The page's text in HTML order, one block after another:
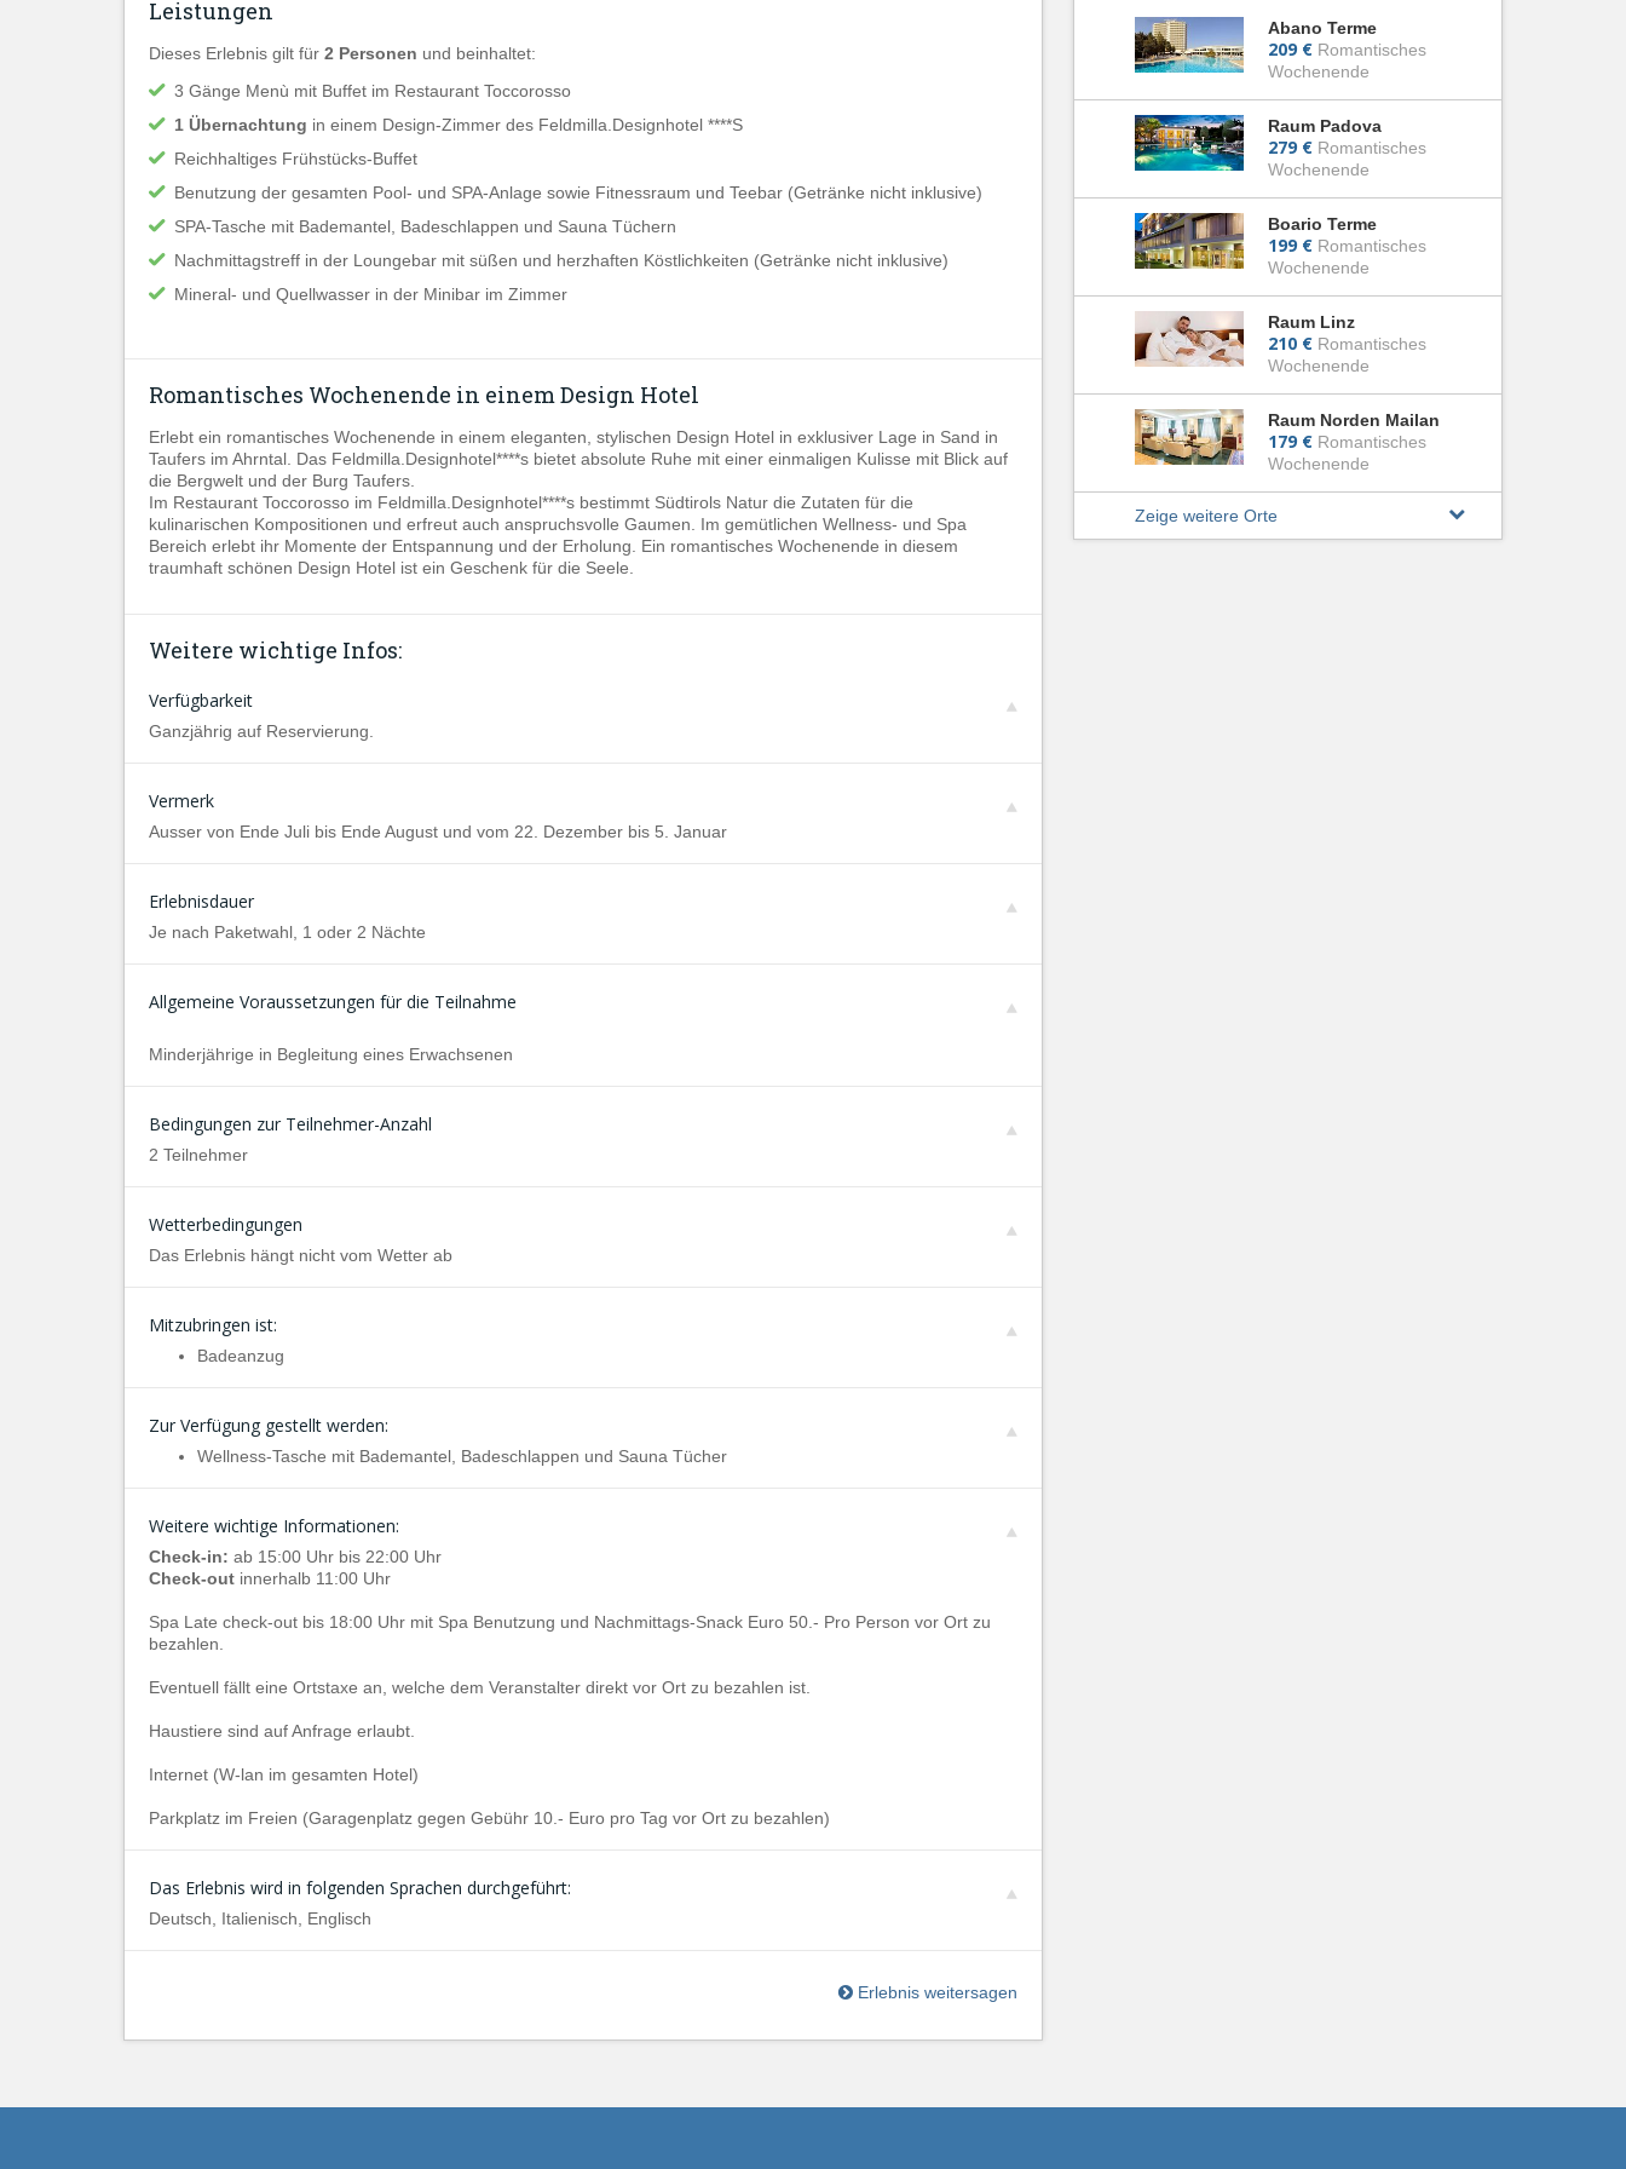
Leistungen
Dieses Erlebnis gilt für 2 Personen und beinhaltet:
3 Gänge Menù mit Buffet im Restaurant Toccorosso
1 Übernachtung in einem Design-Zimmer des Feldmilla.Designhotel ****S
Reichhaltiges Frühstücks-Buffet
Benutzung der gesamten Pool- und SPA-Anlage sowie Fitnessraum und Teebar (Getränke nicht inklusive)
SPA-Tasche mit Bademantel, Badeschlappen und Sauna Tüchern
Nachmittagstreff in der Loungebar mit süßen und herzhaften Köstlichkeiten (Getränke nicht inklusive)
Mineral- und Quellwasser in der Minibar im Zimmer
Romantisches Wochenende in einem Design Hotel
Erlebt ein romantisches Wochenende in einem eleganten, stylischen Design Hotel in exklusiver Lage in Sand in
Taufers im Ahrntal. Das Feldmilla.Designhotel****s bietet absolute Ruhe mit einer einmaligen Kulisse mit Blick auf
die Bergwelt und der Burg Taufers.
Im Restaurant Toccorosso im Feldmilla.Designhotel****s bestimmt Südtirols Natur die Zutaten für die
kulinarischen Kompositionen und erfreut auch anspruchsvolle Gaumen. Im gemütlichen Wellness- und Spa
Bereich erlebt ihr Momente der Entspannung und der Erholung. Ein romantisches Wochenende in diesem
traumhaft schönen Design Hotel ist ein Geschenk für die Seele.
Weitere wichtige Infos:
Verfügbarkeit
Ganzjährig auf Reservierung.
Vermerk
Ausser von Ende Juli bis Ende August und vom 22. Dezember bis 5. Januar
Erlebnisdauer
Je nach Paketwahl, 1 oder 2 Nächte
Allgemeine Voraussetzungen für die Teilnahme
Minderjährige in Begleitung eines Erwachsenen
Bedingungen zur Teilnehmer-Anzahl
2 Teilnehmer
Wetterbedingungen
Das Erlebnis hängt nicht vom Wetter ab
Mitzubringen ist:
Badeanzug
Zur Verfügung gestellt werden:
Wellness-Tasche mit Bademantel, Badeschlappen und Sauna Tücher
Weitere wichtige Informationen:
Check-in: ab 15:00 Uhr bis 22:00 Uhr
Check-out innerhalb 11:00 Uhr
Spa Late check-out bis 18:00 Uhr mit Spa Benutzung und Nachmittags-Snack Euro 50.- Pro Person vor Ort zu
bezahlen.
Eventuell fällt eine Ortstaxe an, welche dem Veranstalter direkt vor Ort zu bezahlen ist.
Haustiere sind auf Anfrage erlaubt.
Internet (W-lan im gesamten Hotel)
Parkplatz im Freien (Garagenplatz gegen Gebühr 10.- Euro pro Tag vor Ort zu bezahlen)
Das Erlebnis wird in folgenden Sprachen durchgeführt:
Deutsch, Italienisch, Englisch
Erlebnis weitersagen
Abano Terme
209 € Romantisches
Wochenende
Raum Padova
279 € Romantisches
Wochenende
Boario Terme
199 € Romantisches
Wochenende
Raum Linz
210 € Romantisches
Wochenende
Raum Norden Mailan
179 € Romantisches
Wochenende
Zeige weitere Orte